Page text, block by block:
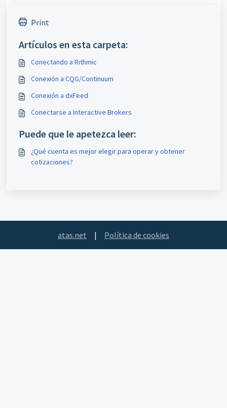
Print
Artículos en esta carpeta:
Conectando a Rithmic
Conexión a CQG/Continuum
Conexión a dxFeed
Conectarse a Interactive Brokers
Puede que le apetezca leer:
¿Qué cuenta es mejor elegir para operar y obtener
cotizaciones?
atas.net | Política de cookies